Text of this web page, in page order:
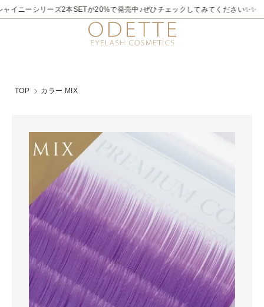
2026/7/21～8/31✨✨煌めく夏。ラメライナーキャンペーン♪ 夏季限定でビ
TOP カラー MIX